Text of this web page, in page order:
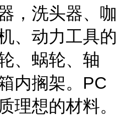
，洗头器、咖
、动力工具的
、蜗轮、轴
内搁架。PC
理想的材料。